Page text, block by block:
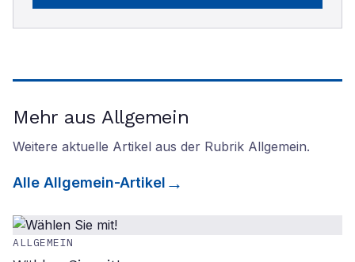
Mehr aus Allgemein
Weitere aktuelle Artikel aus der Rubrik Allgemein.
Alle Allgemein-Artikel
ALLGEMEIN